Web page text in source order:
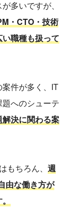
多いですが、
・CTO・技術
職種も扱って
件が多く、IT
へのシューテ
決に関わる案
ちろん、 週
由な働き方が